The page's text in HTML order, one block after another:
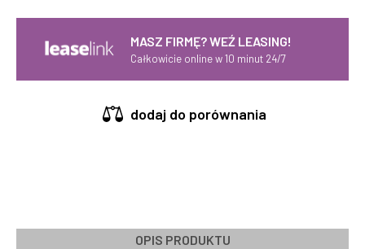
MASZ FIRMĘ? WEŹ LEASING!
Całkowicie online w 10 minut 24/7
dodaj do porównania
OPIS PRODUKTU